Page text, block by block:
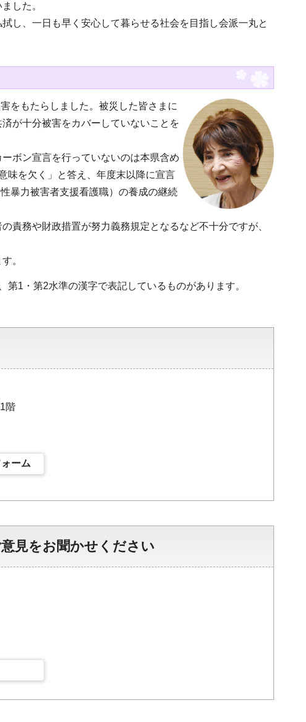
した。
し、一日も早く安心して暮らせる社会を目指し会派一丸と
をもたらしました。被災した皆さまに
が十分被害をカバーしていないことを
ボン宣言を行っていないのは本県含め
味を欠く」と答え、年度末以降に宣言
暴力被害者支援看護職）の養成の継続
責務や財政措置が努力義務規定となるなど不十分ですが、
。
1・第2水準の漢字で表記しているものがあります。
階
ーム
見をお聞かせください